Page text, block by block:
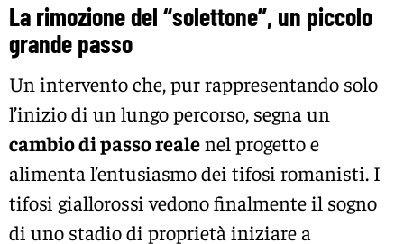
La rimozione del “solettone”, un piccolo
grande passo
Un intervento che, pur rappresentando solo
l’inizio di un lungo percorso, segna un
cambio di passo realenel progetto e
alimenta l’entusiasmo dei tifosi romanisti. I
tifosi giallorossi vedono finalmente il sogno
di uno stadio di proprietà iniziare a